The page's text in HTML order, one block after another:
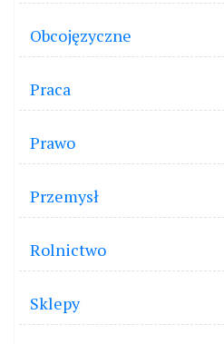
Obcojęzyczne
Praca
Prawo
Przemysł
Rolnictwo
Sklepy